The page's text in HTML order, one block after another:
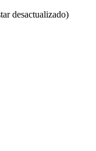
desactualizado)